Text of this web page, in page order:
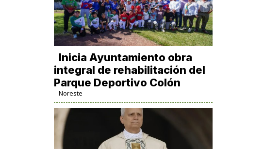
Inicia Ayuntamiento obra
integral de rehabilitación del
Parque Deportivo Colón
Noreste